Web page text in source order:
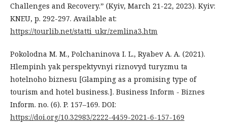
Challenges and Recovery.” (Kyiv, March 21-22, 2023). Kyiv:
KNEU, p. 292-297. Available at:
https://tourlib.net/statti_ukr/zemlina3.htm
Pokolodna M. M., Polchaninova I. L., Ryabev A. A. (2021).
Hlempinh yak perspektyvnyi riznovyd turyzmu ta
hotelnoho biznesu [Glamping as a promising type of
tourism and hotel business.]. Business Inform - Biznes
Inform. no. (6). P. 157–169. DOI:
https://doi.org/10.32983/2222-4459-2021-6-157-169